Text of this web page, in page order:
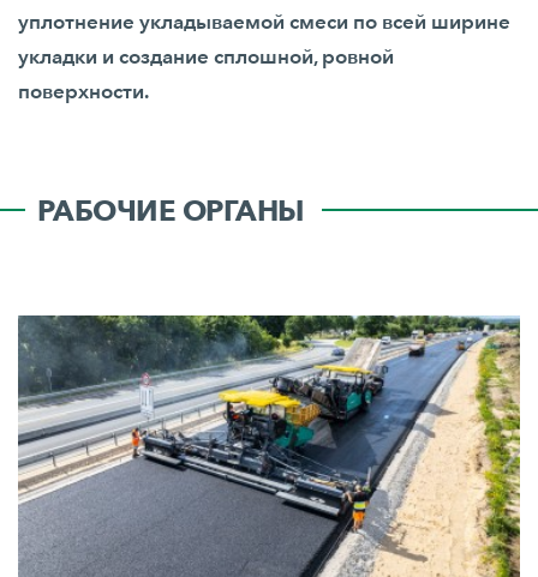
уплотнение укладываемой смеси по всей ширине
укладки и создание сплошной, ровной
поверхности.
РАБОЧИЕ ОРГАНЫ